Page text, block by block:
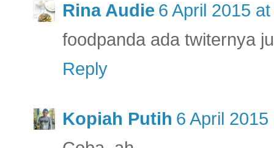
Rina Audie 6 April 2015
foodpanda ada twiternya
Reply
Kopiah Putih 6 April